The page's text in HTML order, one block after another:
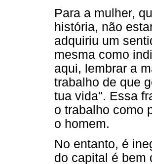
Para a mulher,
história, não
adquiriu um
mesma como
aqui, lembrar a
trabalho de que
tua vida". Essa
o trabalho como
o homem.
No entanto, é
do capital é bem